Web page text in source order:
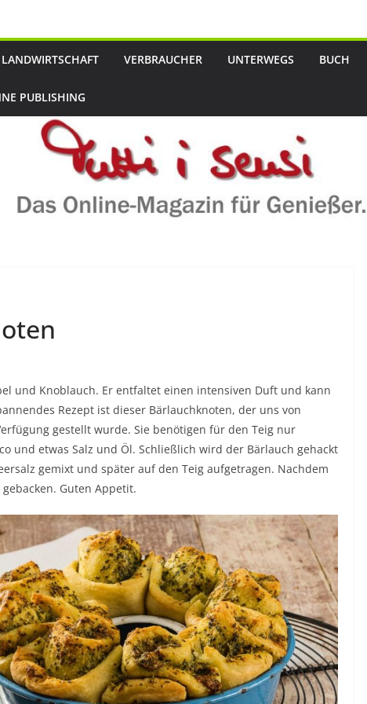
LANDWIRTSCHAFT VERBRAUCHER UNTERWEGS BUCH
PUBLISHING
und Knoblauch. Er entfaltet einen intensiven Duft und kann
Rezept ist dieser Bärlauchknoten, der uns von
gestellt wurde. Sie benötigen für den Teig nur
und etwas Salz und Öl. Schließlich wird der Bärlauch gehackt
gemixt und später auf den Teig aufgetragen. Nachdem
Guten Appetit.